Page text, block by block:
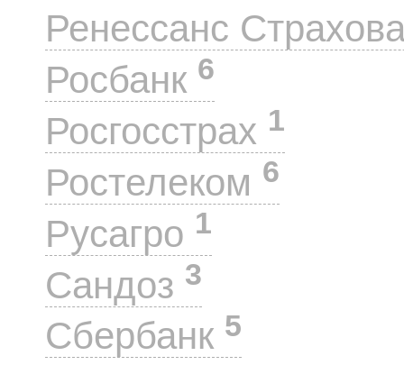
Ренессанс
Росбанк 6
Росгосстрах 1
Ростелеком 6
Русагро 1
Сандоз 3
Сбербанк 5